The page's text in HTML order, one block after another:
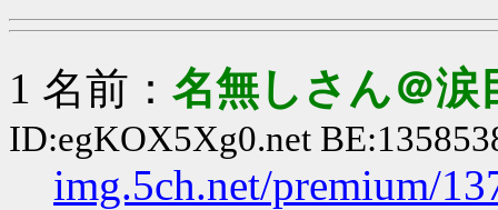
1 名前： 名無しさん＠涙
ID:egKOX5Xg0.net
img.5ch.net/premium/